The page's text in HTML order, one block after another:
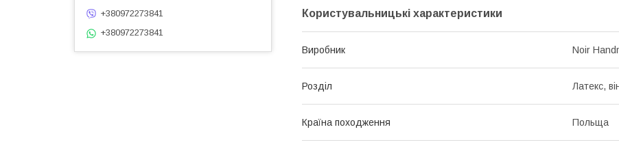
Користувальницькі характеристики
Виробник Noir
Розділ Латекс,
Країна походження Польща
+380972273841
+380972273841